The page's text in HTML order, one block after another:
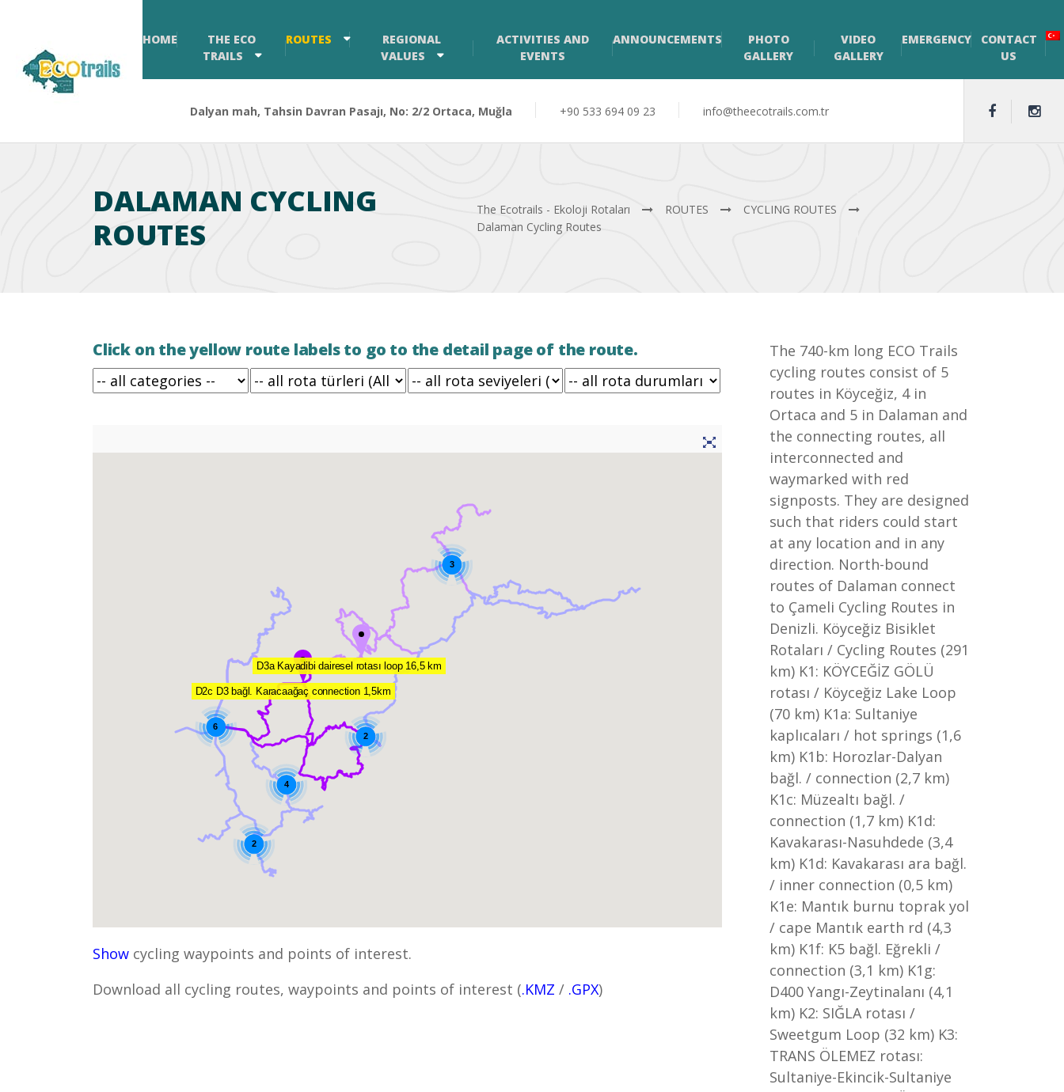
HOME
THE ECO
TRAILS
ROUTES
REGIONAL
VALUES
ACTIVITIES AND
EVENTS
ANNOUNCEMENTS
PHOTO
GALLERY
VIDEO
GALLERY
EMERGENCY
CONTACT
US
Dalyan mah, Tahsin Davran Pasajı, No: 2/2 Ortaca, Muğla +90 533 694 09 23 info@theecotrails.com.tr
DALAMAN CYCLING
ROUTES
The Ecotrails - Ekoloji Rotaları ROUTES
CYCLING ROUTES
Dalaman Cycling Routes
Click on the yellow route labels to go to the detail page of the route.
6
4
2
3
2
D2c D3 bağl. Karacaağaç connection 1,5km
D3a Kayadibi dairesel rotası loop 16,5 km
Show cycling waypoints and points of interest.
Download all cycling routes, waypoints and points of interest (.KMZ / .GPX)
The 740-km long ECO Trails
cycling routes consist of 5
routes in Köyceğiz, 4 in
Ortaca and 5 in Dalaman and
the connecting routes, all
interconnected and
waymarked with red
signposts. They are designed
such that riders could start
at any location and in any
direction. North-bound
routes of Dalaman connect
to Çameli Cycling Routes in
Denizli. Köyceğiz Bisiklet
Rotaları / Cycling Routes (291
km) K1: KÖYCEĞİZ GÖLÜ
rotası / Köyceğiz Lake Loop
(70 km) K1a: Sultaniye
kaplıcaları / hot springs (1,6
km) K1b: Horozlar-Dalyan
bağl. / connection (2,7 km)
K1c: Müzealtı bağl. /
connection (1,7 km) K1d:
Kavakarası-Nasuhdede (3,4
km) K1d: Kavakarası ara bağl.
/ inner connection (0,5 km)
K1e: Mantık burnu toprak yol
/ cape Mantık earth rd (4,3
km) K1f: K5 bağl. Eğrekli /
connection (3,1 km) K1g:
D400 Yangı-Zeytinalanı (4,1
km) K2: SIĞLA rotası /
Sweetgum Loop (32 km) K3:
TRANS ÖLEMEZ rotası:
Sultaniye-Ekincik-Sultaniye